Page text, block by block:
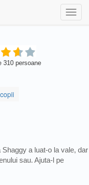
310 persoane
a luat-o la vale, dar
sau. Ajuta-l pe